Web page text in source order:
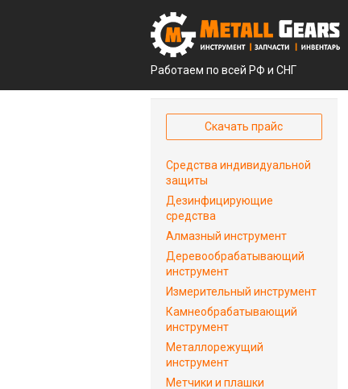
Работаем по всей РФ и СНГ
Скачать прайс
Средства индивидуальной
защиты
Дезинфицирующие
средства
Алмазный инструмент
Деревообрабатывающий
инструмент
Измерительный инструмент
Камнеобрабатывающий
инструмент
Металлорежущий
инструмент
Метчики и плашки